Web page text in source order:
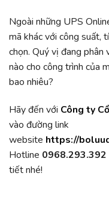
Ngoài những UPS
mã khác với công suất,
chọn. Quý vị đang phân
nào cho công trình của
bao nhiêu?
Hãy đến với Công ty
vào đường link
website https://
Hotline 0968.293.392
tiết nhé!